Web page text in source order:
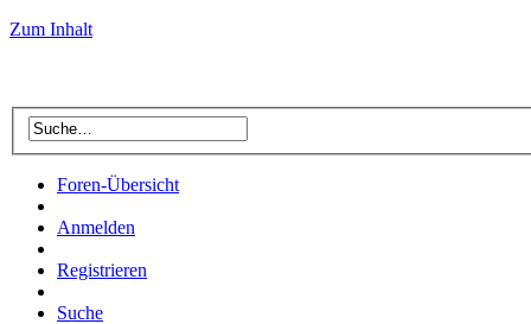
Zum Inhalt
Foren-Übersicht
Anmelden
Registrieren
Suche